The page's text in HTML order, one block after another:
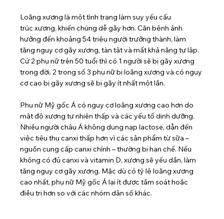
Loãng xương là một tình trạng làm suy yếu cấu
trúc xương, khiến chúng dễ gãy hơn. Căn bệnh ảnh
hưởng đến khoảng 54 triệu người trưởng thành, làm
tăng nguy cơ gãy xương, tàn tật và mất khả năng tự lập.
Cứ 2 phụ nữ trên 50 tuổi thì có 1 người sẽ bị gãy xương
trong đời. 2 trong số 3 phụ nữ bị loãng xương và có nguy
cơ cao bị gãy xương sẽ bị gãy ít nhất một lần.
Phụ nữ Mỹ gốc Á có nguy cơ loãng xương cao hơn do
mật độ xương tự nhiên thấp và các yếu tố dinh dưỡng.
Nhiều người châu Á không dung nạp lactose, dẫn đến
việc tiêu thụ canxi thấp hơn vì các sản phẩm từ sữa –
nguồn cung cấp canxi chính – thường bị hạn chế. Nếu
không có đủ canxi và vitamin D, xương sẽ yếu dần, làm
tăng nguy cơ gãy xương. Mặc dù có tỷ lệ loãng xương
cao nhất, phụ nữ Mỹ gốc Á lại ít được tầm soát hoặc
điều trị hơn so với các nhóm dân số khác.